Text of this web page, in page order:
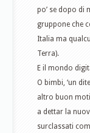
po’ se dopo di
gruppone che
Italia ma
Terra).
E il mondo
O bimbi, ‘un
altro buon
a dettar la
surclassati